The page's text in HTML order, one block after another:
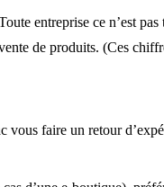
entreprise ce n’est
de produits. (Ces
vous faire un retour